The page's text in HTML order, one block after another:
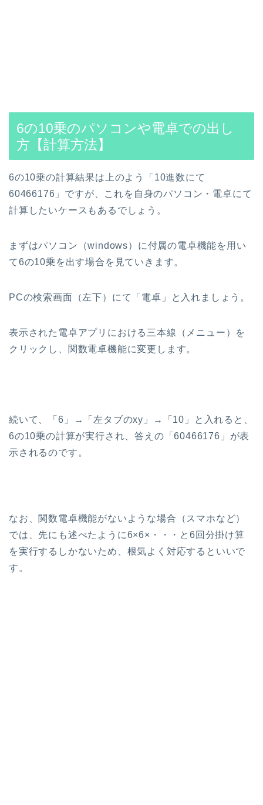
6の10乗のパソコンや電卓での出し
方【計算方法】
6の10乗の計算結果は上のよう「10進数にて
60466176」ですが、これを自身のパソコン・電卓にて
計算したいケースもあるでしょう。
まずはパソコン（windows）に付属の電卓機能を用い
て6の10乗を出す場合を見ていきます。
PCの検索画面（左下）にて「電卓」と入れましょう。
表示された電卓アプリにおける三本線（メニュー）を
クリックし、関数電卓機能に変更します。
続いて、「6」→「左タブのxy」→「10」と入れると、
6の10乗の計算が実行され、答えの「60466176」が表
示されるのです。
なお、関数電卓機能がないような場合（スマホなど）
では、先にも述べたように6×6×・・・と6回分掛け算
を実行するしかないため、根気よく対応するといいで
す。